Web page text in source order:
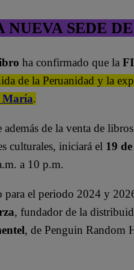
NUEVA SEDE
ha confirmado que la
de la Peruanidad y la
María.
además de la venta de
culturales, iniciará el 19
a 10 p.m.
el periodo 2024 y
, fundador de la
, de Penguin Random